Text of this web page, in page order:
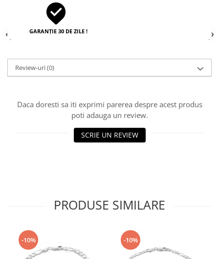
GARANȚIE 30 DE ZILE !
Review-uri(0)
Daca doresti sa iti exprimi parerea despre acest produs
poti adauga un review.
SCRIE UN REVIEW
PRODUSE SIMILARE
-10% -10%